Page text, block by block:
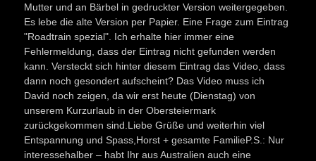
Mutter und an Bärbel in gedruckter Version weitergegeben.
Es lebe die alte Version per Papier. Eine Frage zum Eintrag
"Roadtrain spezial". Ich erhalte hier immer eine
Fehlermeldung, dass der Eintrag nicht gefunden werden
kann. Versteckt sich hinter diesem Eintrag das Video, dass
dann noch gesondert aufscheint? Das Video muss ich
David noch zeigen, da wir erst heute (Dienstag) von
unserem Kurzurlaub in der Obersteiermark
zurückgekommen sind.Liebe Grüße und weiterhin viel
Entspannung und Spass,Horst + gesamte FamilieP.S.: Nur
interessehalber – habt Ihr aus Australien auch eine